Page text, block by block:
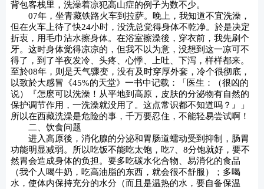
背包客栈里，洗澡着凉犯高山症的例子为数不少。
07年，坐青藏铁路火车到拉萨。晚上，我知道不宜洗澡，
但在火车上待了快24小时，没洗总觉得身体不乾净。於是决定
折衷，用毛巾沾水擦身体。在浴室擦澡後，穿衣前，我先刷个
牙。这时身体觉得凉凉的，但我不以为意，没想到这一凉可不
得了，到了半夜发冷、头疼、心悸、上吐、下泻，样样都来。
至於08年，则是天气骤变，没有及时穿厚外套，冷个很彻底，
以致於大感冒《45%的天堂》一书中记载：「医生：（很凶的
说）『怎麽可以洗澡！从平地到高原，皮肤的分泌物有自然的
保护调节作用，一洗澡就没用了。这点常识都不知道吗？』」
所以在西藏洗澡是危险的事，千万要忍住，不能轻易尝试啊！
二、饮食问题
进入高原後，消化腺的分泌和胃肠道蠕动受到抑制，肠胃
功能明显减弱。所以吃饭不能吃太饱，吃7、8分饱就好，要不
然胃会造成身体的负担。要多吃碳水化合物、易消化的食品
（我个人喝牛奶，吃高油脂的东西，就会很不舒服）；多喝
水，使体内保持充分的水分（而且是温热的水，要自备保温